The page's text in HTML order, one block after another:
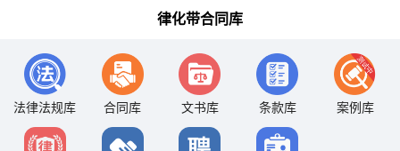
律化带合同库
法律法规库 合同库 文书库 条款库 案例库